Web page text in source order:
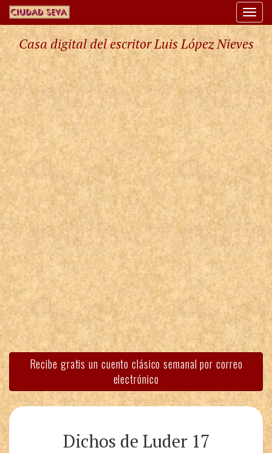
Casa digital del escritor Luis López Nieves
Recibe gratis un cuento clásico semanal por correo
electrónico
Dichos de Luder 17